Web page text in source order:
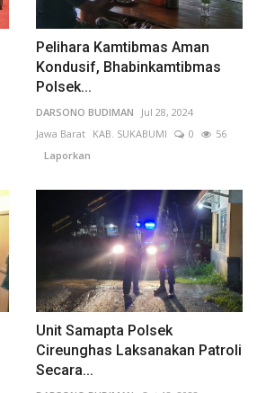
Pelihara Kamtibmas Aman
Kondusif, Bhabinkamtibmas
Polsek...
DARSONO BUDIMAN
Jul 28, 2024
Jawa Barat
KAB. SUKABUMI 0
56
Laporkan
Unit Samapta Polsek
Cireunghas Laksanakan Patroli
Secara...